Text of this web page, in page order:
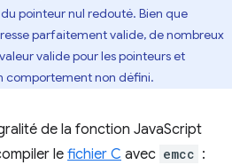
pointeur nul redouté. Bien que
parfaitement valide, de nombreux
valide pour les pointeurs et
comportement non défini.
de la fonction JavaScript
le fichier C avec emcc :